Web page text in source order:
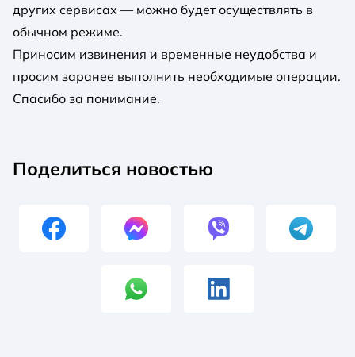
других сервисах — можно будет осуществлять в
обычном режиме.
Приносим извинения и временные неудобства и
просим заранее выполнить необходимые операции.
Спасибо за понимание.
Поделиться новостью